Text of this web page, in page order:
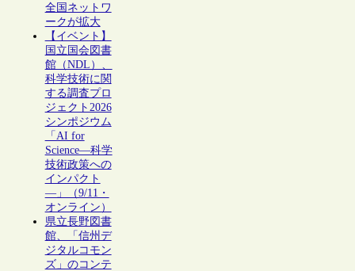
全国ネットワ
ークが拡大
【イベント】
国立国会図書
館（NDL）、
科学技術に関
する調査プロ
ジェクト2026
シンポジウム
「AI for
Science―科学
技術政策への
インパクト
―」（9/11・
オンライン）
県立長野図書
館、「信州デ
ジタルコモン
ズ」のコンテ